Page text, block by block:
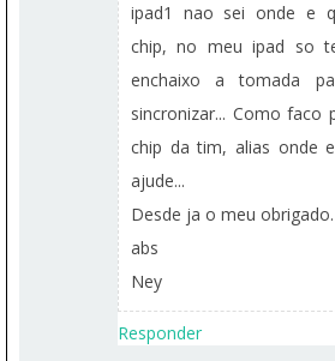
ipad1 nao sei onde e
chip, no meu ipad so
enchaixo a tomada
sincronizar... Como faco
chip da tim, alias onde
ajude...
Desde ja o meu obrigado.
abs
Ney
Responder